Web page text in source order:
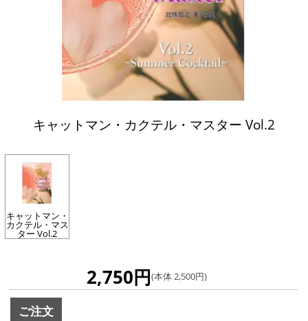
キャットマン・カクテル・マスター Vol.2
キャットマン・
カクテル・マス
ター Vol.2
2,750円(本体 2,500円)
ご注文